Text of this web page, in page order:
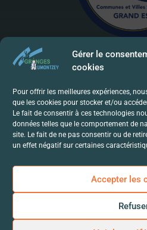
Gérer le
cookies
Pour offrir les meilleures expériences,
que les cookies pour stocker et/ou
Le fait de consentir à ces technologies
données telles que le comportement de
site. Le fait de ne pas consentir ou de
un effet négatif sur certaines
Accepter les
Mentions
Politique De